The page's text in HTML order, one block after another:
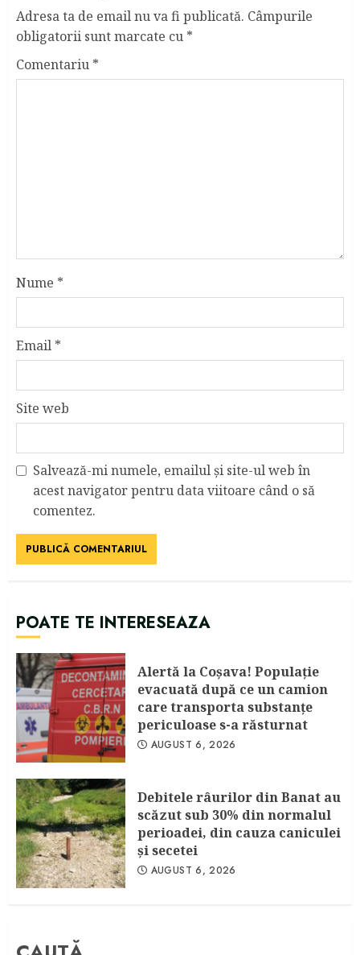
Adresa ta de email nu va fi publicată. Câmpurile
obligatorii sunt marcate cu *
Comentariu *
Nume *
Email *
Site web
Salvează-mi numele, emailul și site-ul web în
acest navigator pentru data viitoare când o să
comentez.
POATE TE INTERESEAZA
Alertă la Coşava! Populaţie
evacuată după ce un camion
care transporta substanţe
periculoase s-a răsturnat
AUGUST 6, 2026
Debitele râurilor din Banat au
scăzut sub 30% din normalul
perioadei, din cauza caniculei
şi secetei
AUGUST 6, 2026